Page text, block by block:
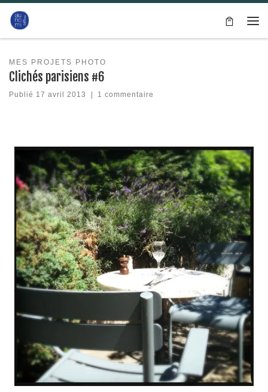
Passer au contenu
MES PROJETS PHOTO
Clichés parisiens #6
Publié 17 avril 2013 1 commentaire